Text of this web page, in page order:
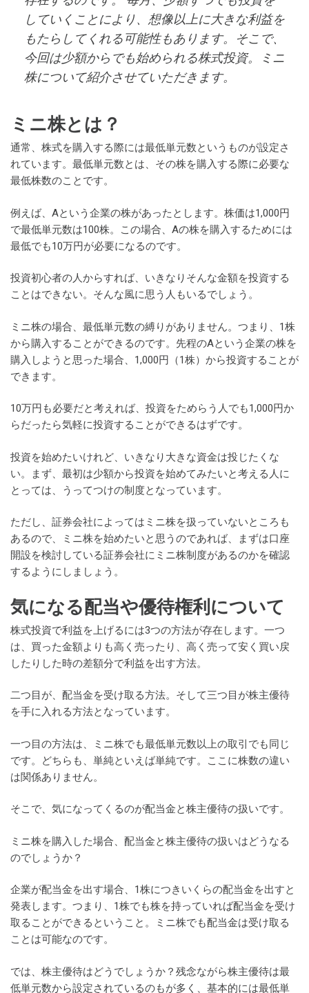
していくことにより、想像以上に大きな利益を
もたらしてくれる可能性もあります。そこで、
今回は少額からでも始められる株式投資。ミニ
株について紹介させていただきます。
ミニ株とは？
通常、株式を購入する際には最低単元数というものが設定さ
れています。最低単元数とは、その株を購入する際に必要な
最低株数のことです。
例えば、Aという企業の株があったとします。株価は1,000円
で最低単元数は100株。この場合、Aの株を購入するためには
最低でも10万円が必要になるのです。
投資初心者の人からすれば、いきなりそんな金額を投資する
ことはできない。そんな風に思う人もいるでしょう。
ミニ株の場合、最低単元数の縛りがありません。つまり、1株
から購入することができるのです。先程のAという企業の株を
購入しようと思った場合、1,000円（1株）から投資することが
できます。
10万円も必要だと考えれば、投資をためらう人でも1,000円か
らだったら気軽に投資することができるはずです。
投資を始めたいけれど、いきなり大きな資金は投じたくな
い。まず、最初は少額から投資を始めてみたいと考える人に
とっては、うってつけの制度となっています。
ただし、証券会社によってはミニ株を扱っていないところも
あるので、ミニ株を始めたいと思うのであれば、まずは口座
開設を検討している証券会社にミニ株制度があるのかを確認
するようにしましょう。
気になる配当や優待権利について
株式投資で利益を上げるには3つの方法が存在します。一つ
は、買った金額よりも高く売ったり、高く売って安く買い戻
したりした時の差額分で利益を出す方法。
二つ目が、配当金を受け取る方法。そして三つ目が株主優待
を手に入れる方法となっています。
一つ目の方法は、ミニ株でも最低単元数以上の取引でも同じ
です。どちらも、単純といえば単純です。ここに株数の違い
は関係ありません。
そこで、気になってくるのが配当金と株主優待の扱いです。
ミニ株を購入した場合、配当金と株主優待の扱いはどうなる
のでしょうか？
企業が配当金を出す場合、1株につきいくらの配当金を出すと
発表します。つまり、1株でも株を持っていれば配当金を受け
取ることができるということ。ミニ株でも配当金は受け取る
ことは可能なのです。
では、株主優待はどうでしょうか？残念ながら株主優待は最
低単元数から設定されているのもが多く、基本的には最低単